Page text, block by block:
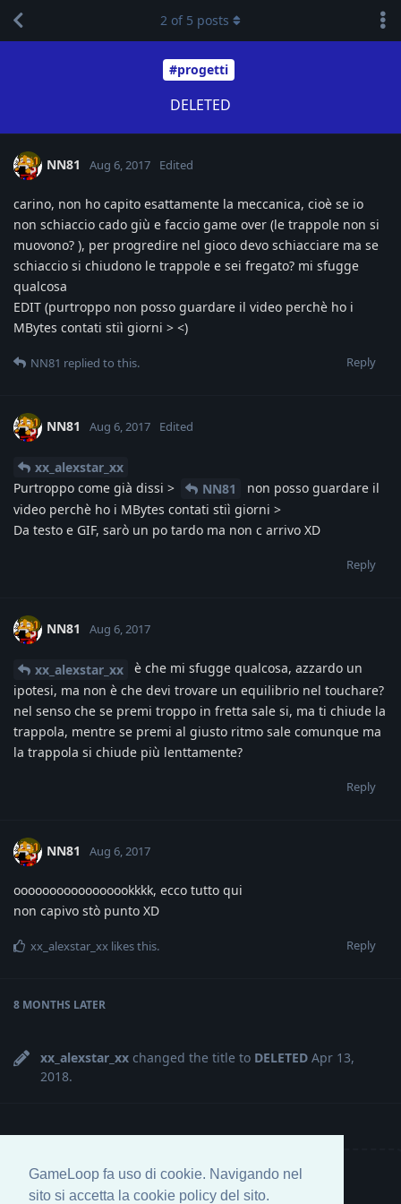
GameLoop fa uso di cookie. Navigando nel
sito si accetta la cookie policy del sito.
#progetti
DELETED
2 of 5 posts
NN81 Aug 6, 2017 Edited
carino, non ho capito esattamente la meccanica, cioè se io
non schiaccio cado giù e faccio game over (le trappole non si
muovono? ), per progredire nel gioco devo schiacciare ma se
schiaccio si chiudono le trappole e sei fregato? mi sfugge
qualcosa
EDIT (purtroppo non posso guardare il video perchè ho i
MBytes contati stiì giorni > <)
Reply
NN81 replied to this.
NN81 Aug 6, 2017 Edited
xx_alexstar_xx
Purtroppo come già dissi >
NN81
non posso guardare il
video perchè ho i MBytes contati stiì giorni >
Da testo e GIF, sarò un po tardo ma non c arrivo XD
Reply
NN81 Aug 6, 2017
xx_alexstar_xx
è che mi sfugge qualcosa, azzardo un
ipotesi, ma non è che devi trovare un equilibrio nel touchare?
nel senso che se premi troppo in fretta sale si, ma ti chiude la
trappola, mentre se premi al giusto ritmo sale comunque ma
la trappola si chiude più lenttamente?
Reply
NN81 Aug 6, 2017
ooooooooooooooookkkk, ecco tutto qui
non capivo stò punto XD
Reply
xx_alexstar_xx likes this.
8 MONTHS LATER
xx_alexstar_xx changed the title to DELETED Apr 13,
2018.
Write a Reply...